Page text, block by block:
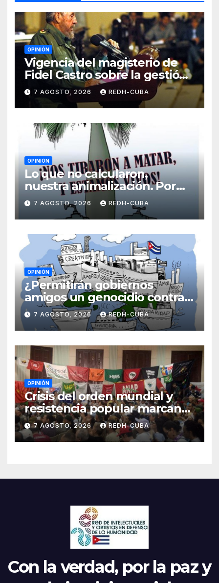
OPINIÓN
Vigencia del magisterio de
Fidel Castro sobre la gestión
del liderazgo revolucionario.
Por Jorge Luís Guach Estévez
7 AGOSTO, 2026 REDH-CUBA
OPINIÓN
Lo que no calcularon,
nuestra animalización. Por
Laidi Fernández de Juan
7 AGOSTO, 2026 REDH-CUBA
OPINIÓN
¿Permitirán gobiernos
amigos un genocidio contra
Cuba? Por Hedelberto López
Blanch
7 AGOSTO, 2026 REDH-CUBA
OPINIÓN
Crisis del orden mundial y
resistencia popular marcan
el inicio de la IV Asamblea
Continental de ALBA
Movimientos en Cuba
7 AGOSTO, 2026 REDH-CUBA
Con la verdad, por la paz y